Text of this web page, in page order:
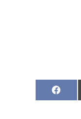
Share
on